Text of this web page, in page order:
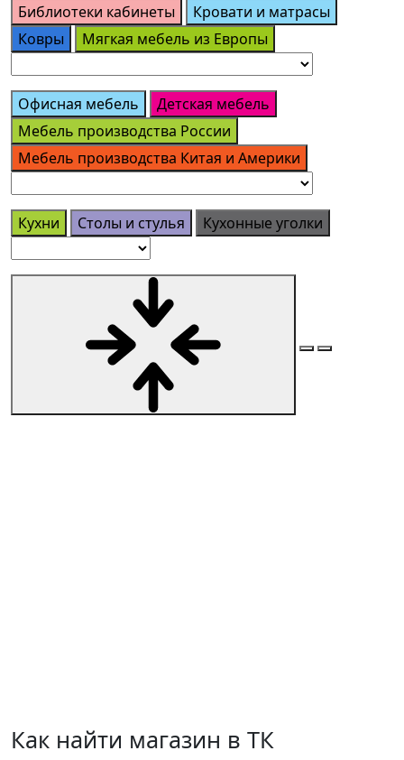
Библиотеки кабинеты
Кровати и матрасы
Ковры
Мягкая мебель из Европы
Офисная мебель
Детская мебель
Мебель производства России
Мебель производства Китая и Америки
Кухни Столы и стулья Кухонные уголки
Как найти магазин в ТК